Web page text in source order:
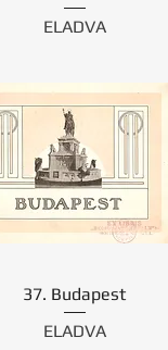
ELADVA
37. Budapest
ELADVA